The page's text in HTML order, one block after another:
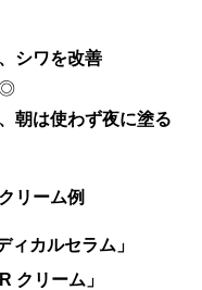
シワを改善
◎
朝は使わず夜に塗る
リーム例
ィカルセラム」
クリーム」